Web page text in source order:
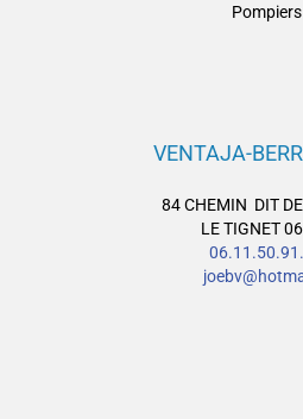
Pompiers
VENTAJA-
84 CHEMIN DIT
LE TIGNET